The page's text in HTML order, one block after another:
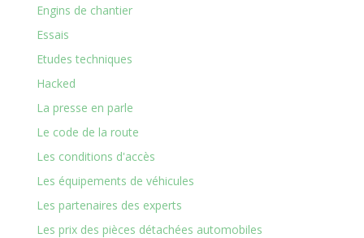
Engins de chantier
Essais
Etudes techniques
Hacked
La presse en parle
Le code de la route
Les conditions d'accès
Les équipements de véhicules
Les partenaires des experts
Les prix des pièces détachées automobiles